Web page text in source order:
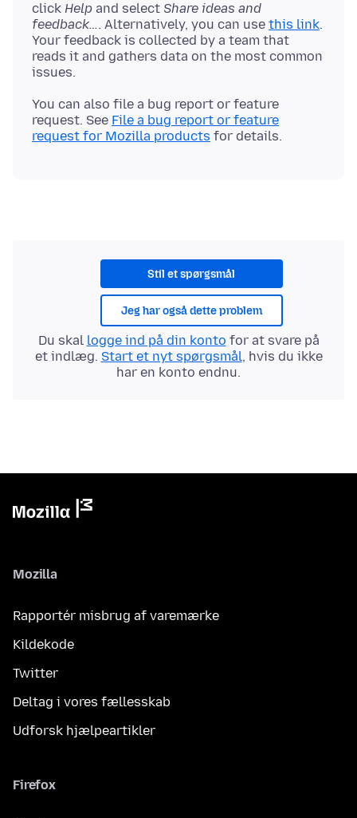
click Help and select Share ideas and
feedback…. Alternatively, you can use this link.
Your feedback is collected by a team that
reads it and gathers data on the most common
You can also file a bug report or feature
request. See File a bug report or feature
request for Mozilla products
Stil et spørgsmål
Jeg har også dette problem
Du skal logge ind på din konto for at svare på
et indlæg. Start et nyt spørgsmål, hvis du ikke
har en konto endnu.
Mozilla
Rapportér misbrug af varemærke
Kildekode
Twitter
Deltag i vores fællesskab
Udforsk hjælpeartikler
Firefox